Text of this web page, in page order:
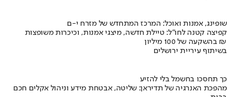
שופינג, אמנות ואוכל: המרכז המתחדש של מזרח י-ם
קפיצה קטנה לחו"ל: טיילת חדשה, מיצגי אמנות, וכיכרות משופצות
בהשקעה של 100 מיליון ₪
בשיתוף עיריית ירושלים
כך תחסכו בחשמל בלי להזיע
מהפכת האנרגיה של תדיראן: שליטה, אבטחת מידע וניהול אקלים חכם